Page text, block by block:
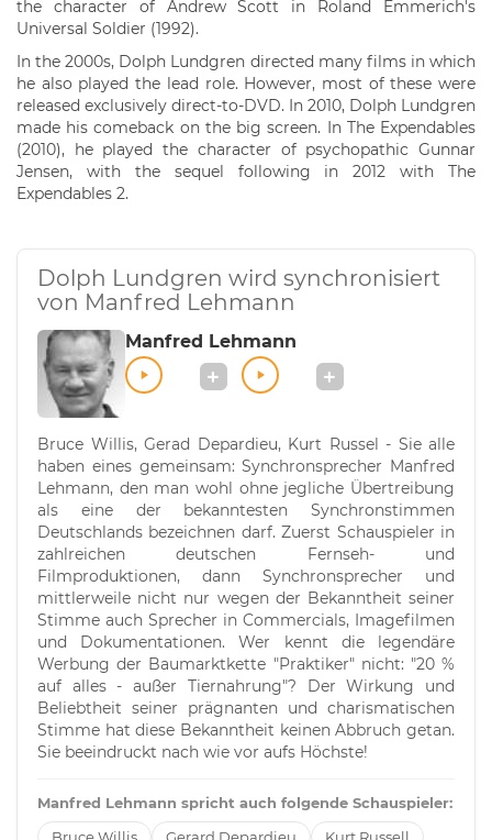
the character of Andrew Scott in Roland Emmerich's
Universal Soldier (1992).
In the 2000s, Dolph Lundgren directed many films in which
he also played the lead role. However, most of these were
released exclusively direct-to-DVD. In 2010, Dolph Lundgren
made his comeback on the big screen. In The Expendables
(2010), he played the character of psychopathic Gunnar
Jensen, with the sequel following in 2012 with The
Expendables 2.
Dolph Lundgren wird synchronisiert
von Manfred Lehmann
Manfred Lehmann
Bruce Willis, Gerad Depardieu, Kurt Russel - Sie alle
haben eines gemeinsam: Synchronsprecher Manfred
Lehmann, den man wohl ohne jegliche Übertreibung
als eine der bekanntesten Synchronstimmen
Deutschlands bezeichnen darf. Zuerst Schauspieler in
zahlreichen deutschen Fernseh- und
Filmproduktionen, dann Synchronsprecher und
mittlerweile nicht nur wegen der Bekanntheit seiner
Stimme auch Sprecher in Commercials, Imagefilmen
und Dokumentationen. Wer kennt die legendäre
Werbung der Baumarktkette "Praktiker" nicht: "20 %
auf alles - außer Tiernahrung"? Der Wirkung und
Beliebtheit seiner prägnanten und charismatischen
Stimme hat diese Bekanntheit keinen Abbruch getan.
Sie beeindruckt nach wie vor aufs Höchste!
Manfred Lehmann spricht auch folgende Schauspieler: